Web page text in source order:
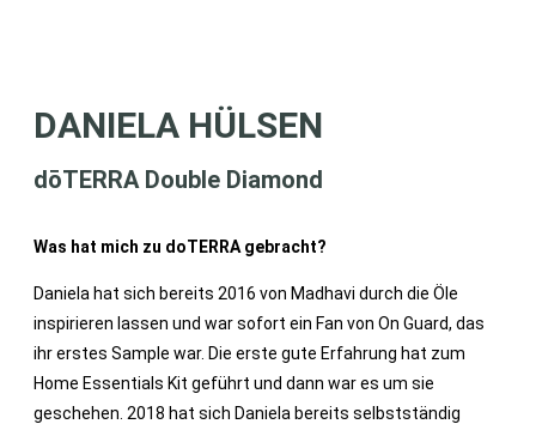
DANIELA HÜLSEN
dōTERRA Double Diamond
Was hat mich zu doTERRA gebracht?
Daniela hat sich bereits 2016 von Madhavi durch die Öle
inspirieren lassen und war sofort ein Fan von On Guard, das
ihr erstes Sample war. Die erste gute Erfahrung hat zum
Home Essentials Kit geführt und dann war es um sie
geschehen. 2018 hat sich Daniela bereits selbstständig